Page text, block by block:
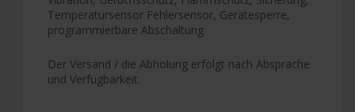
Temperatursensor Fehlersensor, Gerätesperre,
programmierbare Abschaltung
Der Versand / die Abholung erfolgt nach Absprache
und Verfügbarkeit.